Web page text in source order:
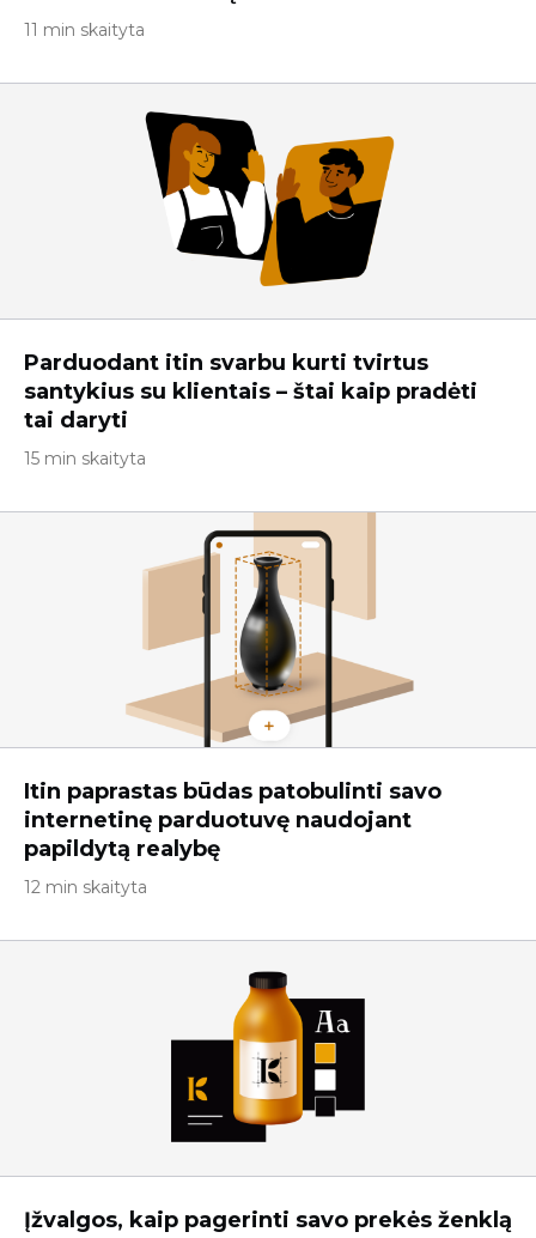
11 min skaityta
Parduodant itin svarbu kurti tvirtus
santykius su klientais – štai kaip pradėti
tai daryti
15 min skaityta
Itin paprastas būdas patobulinti savo
internetinę parduotuvę naudojant
papildytą realybę
12 min skaityta
Įžvalgos, kaip pagerinti savo prekės ženklą